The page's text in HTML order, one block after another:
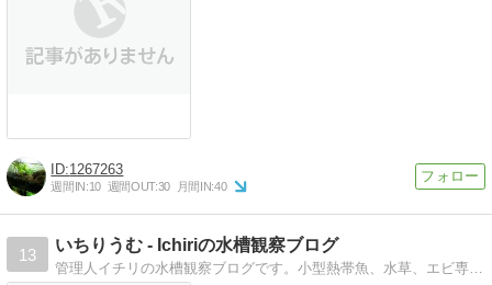
1267263
週間IN:10 週間OUT:30 月間IN:40
13
いちりうむ - Ichiriの水槽観察ブログ
管理人イチリの水槽観察ブログです。小型熱帯魚、水草、エビ専用水槽などを日々観察しています。是非御覧ください！